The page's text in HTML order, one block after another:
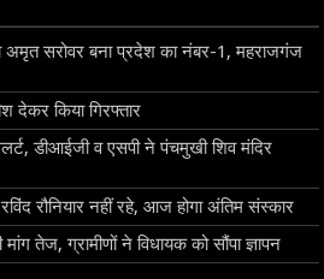
अमृत सरोवर बना प्रदेश का नंबर-1, महराजगंज
देकर किया गिरफ्तार
डीआईजी व एसपी ने पंचमुखी शिव मंदिर
रौनियार नहीं रहे, आज होगा अंतिम संस्कार
तेज, ग्रामीणों ने विधायक को सौंपा ज्ञापन